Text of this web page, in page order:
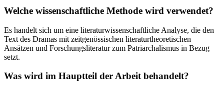
Welche wissenschaftliche Methode wird verwendet?
Es handelt sich um eine literaturwissenschaftliche Analyse, die den
Text des Dramas mit zeitgenössischen literaturtheoretischen
Ansätzen und Forschungsliteratur zum Patriarchalismus in Bezug
setzt.
Was wird im Hauptteil der Arbeit behandelt?